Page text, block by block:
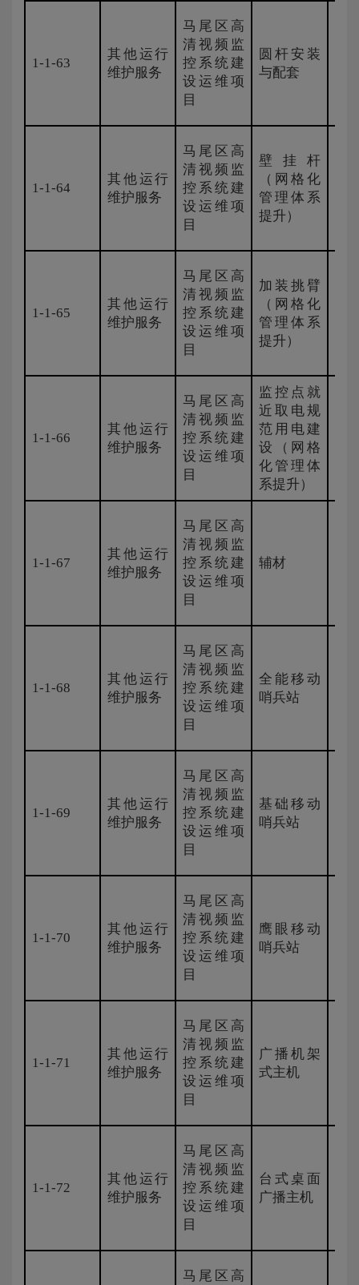
1-1-63
其他运行
维护服务
马尾区高
清视频监
控系统建
设运维项
目
圆杆安装
与配套
1-1-64
其他运行
维护服务
马尾区高
清视频监
控系统建
设运维项
目
壁挂杆
（网格化
管理体系
提升）
1-1-65
其他运行
维护服务
马尾区高
清视频监
控系统建
设运维项
目
加装挑臂
（网格化
管理体系
提升）
1-1-66
其他运行
维护服务
马尾区高
清视频监
控系统建
设运维项
目
监控点就
近取电规
范用电建
设（网格
化管理体
系提升）
1-1-67
其他运行
维护服务
马尾区高
清视频监
控系统建
设运维项
目
辅材
1-1-68
其他运行
维护服务
马尾区高
清视频监
控系统建
设运维项
目
全能移动
哨兵站
1-1-69
其他运行
维护服务
马尾区高
清视频监
控系统建
设运维项
目
基础移动
哨兵站
1-1-70
其他运行
维护服务
马尾区高
清视频监
控系统建
设运维项
目
鹰眼移动
哨兵站
1-1-71
其他运行
维护服务
马尾区高
清视频监
控系统建
设运维项
目
广播机架
式主机
1-1-72
其他运行
维护服务
马尾区高
清视频监
控系统建
设运维项
目
台式桌面
广播主机
马尾区高